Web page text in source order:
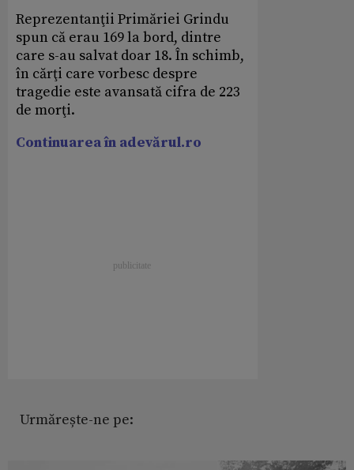
Reprezentanţii Primăriei Grindu
spun că erau 169 la bord, dintre
care s-au salvat doar 18. În schimb,
în cărţi care vorbesc despre
tragedie este avansată cifra de 223
de morţi.
Continuarea în adevărul.ro
Urmărește-ne pe: